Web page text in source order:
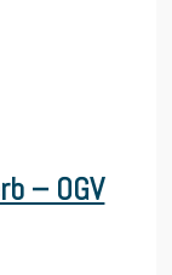
– OGV